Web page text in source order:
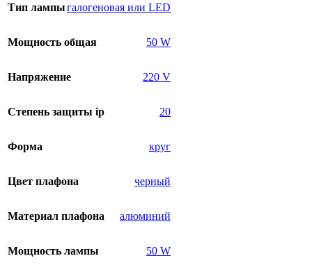
Тип лампыгалогеновая или LED
Мощность общая 50 W
Напряжение 220 V
Степень защиты ip 20
Форма круг
Цвет плафона черный
Материал плафона алюминий
Мощность лампы 50 W